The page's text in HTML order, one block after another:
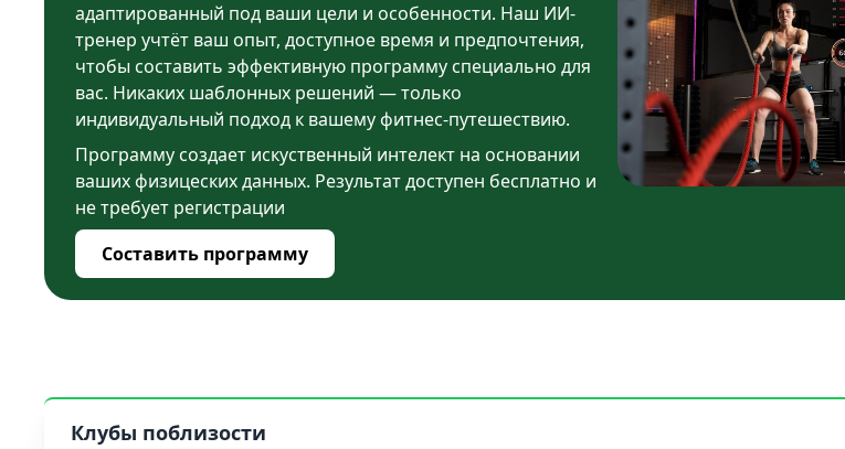
адаптированный под ваши цели и особенности. Наш ИИ-
тренер учтёт ваш опыт, доступное время и предпочтения,
чтобы составить эффективную программу специально для
вас. Никаких шаблонных решений — только
индивидуальный подход к вашему фитнес-путешествию.
Программу создает искуственный интелект на основании
ваших физицеских данных. Результат доступен бесплатно и
не требует регистрации
Составить программу
Клубы поблизости